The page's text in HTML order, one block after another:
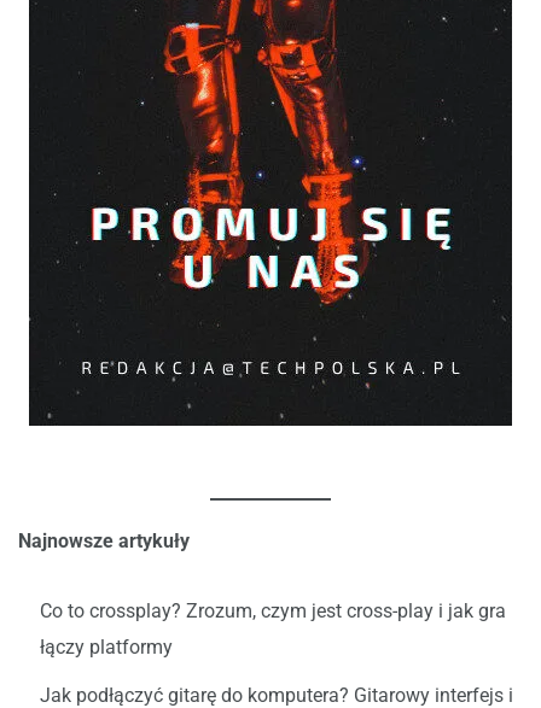
Najnowsze artykuły
Co to crossplay? Zrozum, czym jest cross-play i jak gra
łączy platformy
Jak podłączyć gitarę do komputera? Gitarowy interfejs i